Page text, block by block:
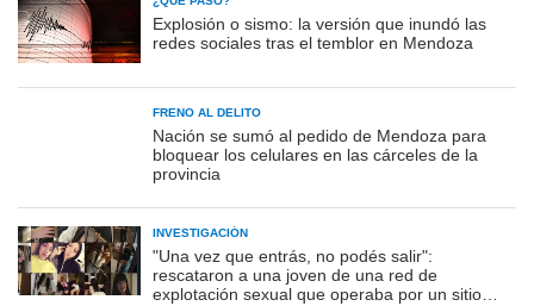
Explosión o sismo: la versión que inundó las
redes sociales tras el temblor en Mendoza
FRENO AL DELITO
Nación se sumó al pedido de Mendoza para
bloquear los celulares en las cárceles de la
provincia
INVESTIGACIÓN
"Una vez que entrás, no podés salir":
rescataron a una joven de una red de
explotación sexual que operaba por un sitio